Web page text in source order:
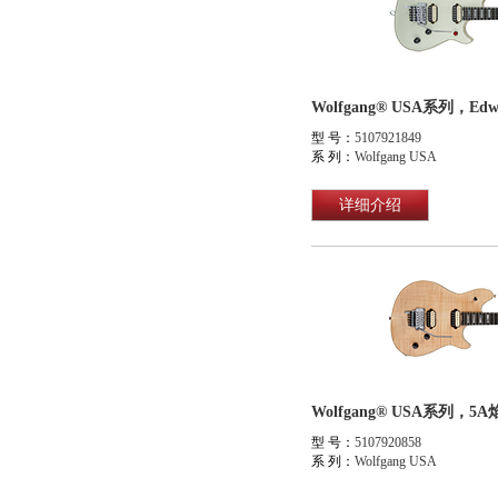
型 号： 5107921849
系 列： Wolfgang USA
详细介绍
型 号： 5107920858
系 列： Wolfgang USA